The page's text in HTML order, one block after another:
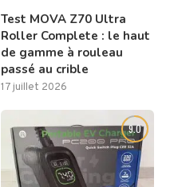
Test MOVA Z70 Ultra
Roller Complete : le haut
de gamme à rouleau
passé au crible
17 juillet 2026
9.0